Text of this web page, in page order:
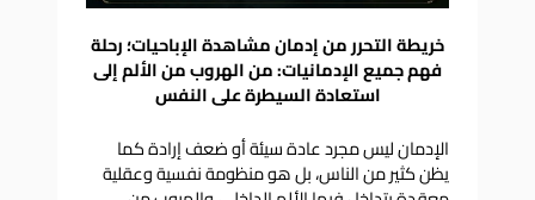
خريطة التحرر من إدمان مشاهدة الإباحيات؛ رحلة
فهم جميع الإدمانيات: من الهروب من الألم إلى
استعادة السيطرة على النفس
الإدمان ليس مجرد عادة سيئة أو ضعف إرادة كما
يظن كثير من الناس، بل هو منظومة نفسية وعقلية